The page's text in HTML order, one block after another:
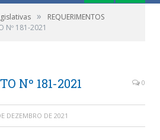
»
REQUERIMENTOS
Nº 181-2021
Nº 181-2021 0
DEZEMBRO DE 2021